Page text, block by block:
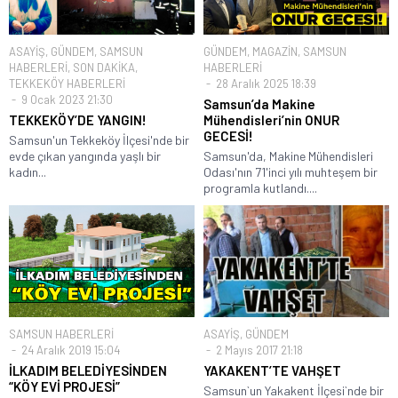
ASAYİŞ, GÜNDEM, SAMSUN
HABERLERİ, SON DAKİKA,
TEKKEKÖY HABERLERİ
9 Ocak 2023 21:30
TEKKEKÖY’DE YANGIN!
Samsun'un Tekkeköy İlçesi'nde bir
evde çıkan yangında yaşlı bir
kadın...
GÜNDEM, MAGAZİN, SAMSUN
HABERLERİ
28 Aralık 2025 18:39
Samsun’da Makine
Mühendisleri’nin ONUR
GECESİ!
Samsun'da, Makine Mühendisleri
Odası'nın 71'inci yılı muhteşem bir
programla kutlandı....
SAMSUN HABERLERİ
24 Aralık 2019 15:04
İLKADIM BELEDİYESİNDEN
“KÖY EVİ PROJESİ”
ASAYİŞ, GÜNDEM
2 Mayıs 2017 21:18
YAKAKENT’TE VAHŞET
Samsun`un Yakakent İlçesi`nde bir